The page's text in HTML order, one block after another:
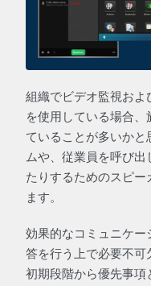
組織でビデオ監視およ
を使用している場合
ていることが多いかと
ムや、従業員を呼び
たりするためのスピ
ます。
効果的なコミュニケ
答を行う上で必要不可
初期段階から優先事項